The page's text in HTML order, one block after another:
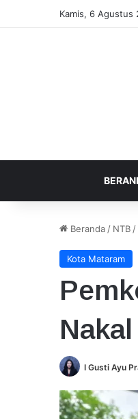
Kamis, 6 Agustus
Beranda / NTB /
Kota Mataram
I Gusti Ayu